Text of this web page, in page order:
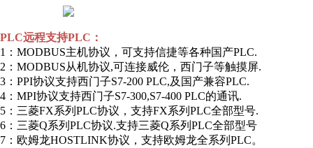
PLC远程支持PLC：
1：MODBUS主机协议，可支持信捷等各种国产PLC.
2：MODBUS从机协议,可连接威伦，西门子等触摸屏.
3：PPI协议支持西门子S7-200 PLC,及国产兼容PLC.
4：MPI协议支持西门子S7-300,S7-400 PLC的通讯.
5：三菱FX系列PLC协议，支持FX系列PLC全部型号.
6：三菱Q系列PLC协议.支持三菱Q系列PLC全部型号
7：欧姆龙HOSTLINK协议，支持欧姆龙全系列PLC。